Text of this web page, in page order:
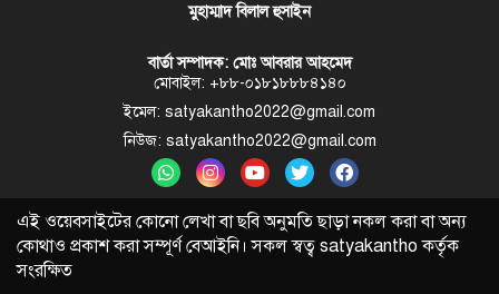
মুহাম্মাদ বিলাল হুসাইন
বার্তা সম্পাদক: মোঃ আবরার আহমেদ
মোবাইল: +৮৮-০১৮১৮৮৮৪১৪০
ইমেল: satyakantho2022@gmail.com
নিউজ: satyakantho2022@gmail.com
এই ওয়েবসাইটের কোনো লেখা বা ছবি অনুমতি ছাড়া নকল করা বা অন্য
কোথাও প্রকাশ করা সম্পূর্ণ বেআইনি। সকল স্বত্ব satyakantho কর্তৃক
সংরক্ষিত